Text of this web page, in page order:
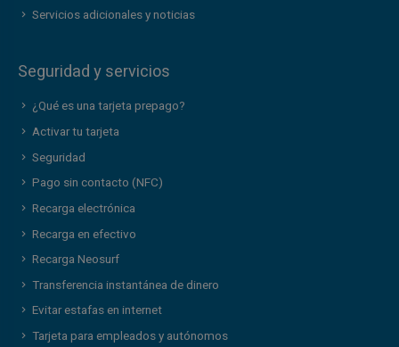
Servicios adicionales y noticias
Seguridad y servicios
¿Qué es una tarjeta prepago?
Activar tu tarjeta
Seguridad
Pago sin contacto (NFC)
Recarga electrónica
Recarga en efectivo
Recarga Neosurf
Transferencia instantánea de dinero
Evitar estafas en internet
Tarjeta para empleados y autónomos